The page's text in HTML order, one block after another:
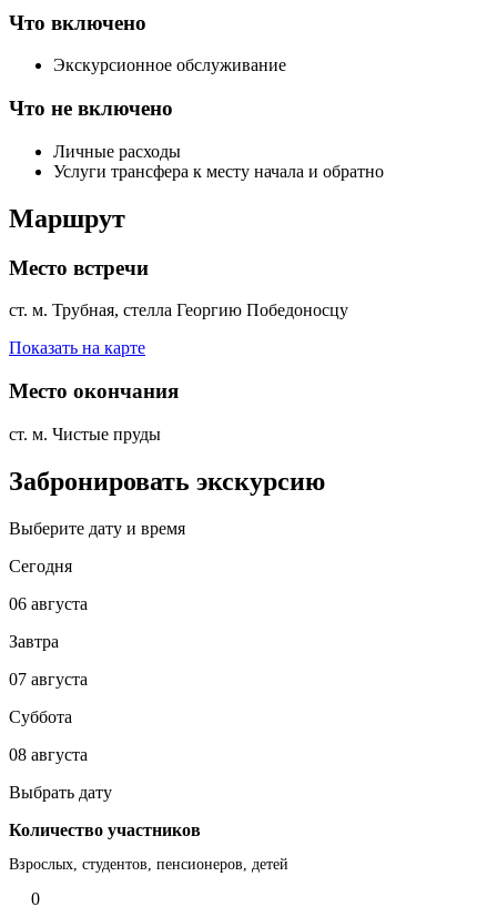
Что включено
Экскурсионное обслуживание
Что не включено
Личные расходы
Услуги трансфера к месту начала и обратно
Маршрут
Место встречи
ст. м. Трубная, стелла Георгию Победоносцу
Показать на карте
Место окончания
ст. м. Чистые пруды
Забронировать экскурсию
Выберите дату и время
Сегодня
06 августа
Завтра
07 августа
Суббота
08 августа
Выбрать дату
Количество участников
Взрослых, студентов, пенсионеров, детей
0